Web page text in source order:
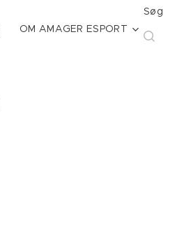
OM AMAGER ESPORT
Søg